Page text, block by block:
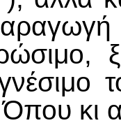
κι